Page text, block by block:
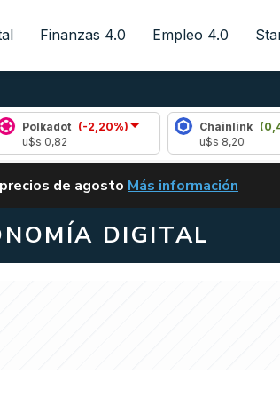
Finanzas 4.0 Empleo 4.0
(-2,20%)
Chainlink
(0,41%)
ALERTA
de agosto VUELVE EL CARRY
Más información
DIGITAL